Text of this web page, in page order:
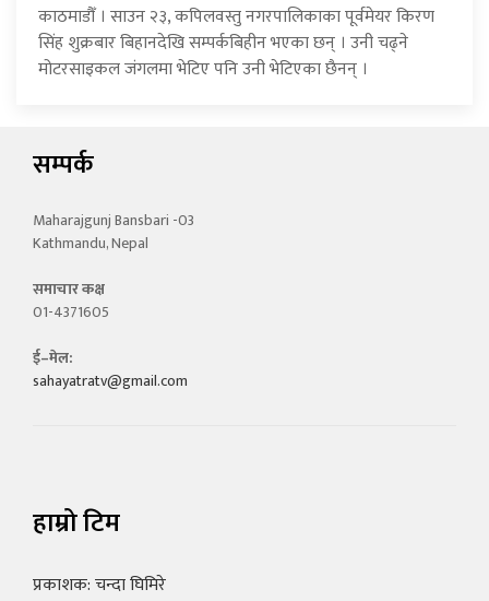
काठमाडौँ । साउन २३, कपिलवस्तु नगरपालिकाका पूर्वमेयर किरण
सिंह शुक्रबार बिहानदेखि सम्पर्कबिहीन भएका छन् । उनी चढ्ने
मोटरसाइकल जंगलमा भेटिए पनि उनी भेटिएका छैनन् ।
सम्पर्क
Maharajgunj Bansbari -03
Kathmandu, Nepal
समाचार कक्ष
01-4371605
ई–मेल:
sahayatratv@gmail.com
हाम्रो टिम
प्रकाशक: चन्दा घिमिरे